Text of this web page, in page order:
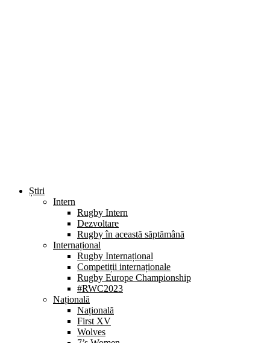
Știri
Intern
Rugby Intern
Dezvoltare
Rugby în această săptămână
Internațional
Rugby Internațional
Competiții internaționale
Rugby Europe Championship
#RWC2023
Națională
Națională
First XV
Wolves